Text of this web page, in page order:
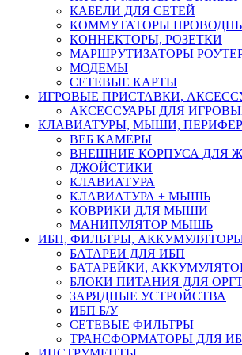
КАБЕЛИ ДЛЯ СЕТЕЙ
КОММУТАТОРЫ
КОННЕКТОРЫ, РОЗЕТКИ
МАРШРУТИЗАТОРЫ
МОДЕМЫ
СЕТЕВЫЕ КАРТЫ
ИГРОВЫЕ ПРИСТАВКИ,
АКСЕССУАРЫ ДЛЯ
КЛАВИАТУРЫ, МЫШИ,
ВЕБ КАМЕРЫ
ВНЕШНИЕ КОРПУСА ДЛЯ
ДЖОЙСТИКИ
КЛАВИАТУРА
КЛАВИАТУРА + МЫШЬ
КОВРИКИ ДЛЯ МЫШИ
МАНИПУЛЯТОР МЫШЬ
ИБП, ФИЛЬТРЫ,
БАТАРЕИ ДЛЯ ИБП
БАТАРЕЙКИ,
БЛОКИ ПИТАНИЯ ДЛЯ
ЗАРЯДНЫЕ УСТРОЙСТВА
ИБП Б/У
СЕТЕВЫЕ ФИЛЬТРЫ
ТРАНСФОРМАТОРЫ ДЛЯ